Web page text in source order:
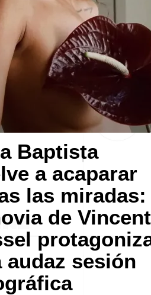
Baptista
a acaparar
las miradas:
de Vincent
audaz sesión